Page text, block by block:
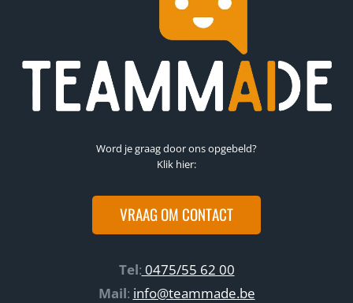
Word je graag door ons opgebeld?
Klik hier:
VRAAG OM CONTACT
Tel: 0475/55 62 00
Mail: info@teammade.be